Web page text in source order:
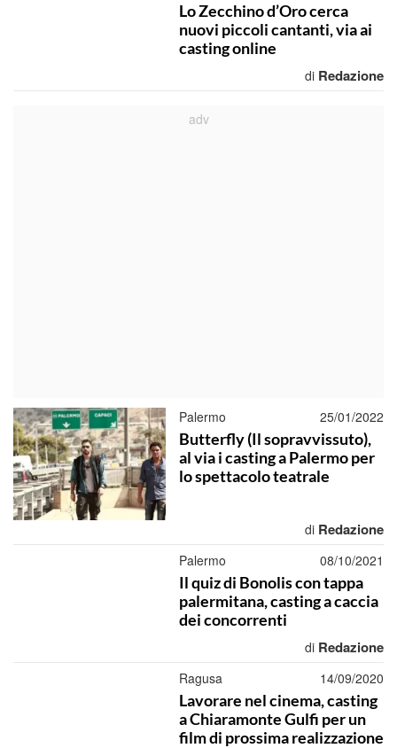
Lo Zecchino d’Oro cerca
nuovi piccoli cantanti, via ai
casting online
di Redazione
Palermo 25/01/2022
Butterfly (Il sopravvissuto),
al via i casting a Palermo per
lo spettacolo teatrale
di Redazione
Palermo 08/10/2021
Il quiz di Bonolis con tappa
palermitana, casting a caccia
dei concorrenti
di Redazione
Ragusa 14/09/2020
Lavorare nel cinema, casting
a Chiaramonte Gulfi per un
film di prossima realizzazione